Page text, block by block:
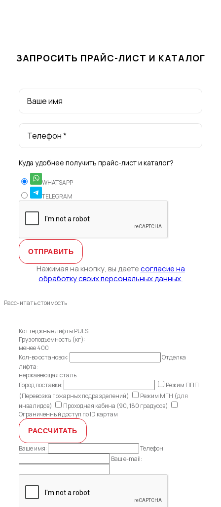
ЗАПРОСИТЬ ПРАЙС-ЛИСТ И КАТАЛОГ
Ваше имя
Телефон *
Куда удобнее получить прайс-лист и каталог?
WHATSAPP
TELEGRAM
Нажимая на кнопку, вы даетесогласие на
обработку своих персональных данных.
Рассчитать стоимость
Коттеджные лифты PULS
Грузоподъемность (кг):
менее 400
Кол-во остановок:
Отделка
лифта:
нержавеющая сталь
Город поставки:
Режим ППП
(Перевозка пожарных подразделений)
Режим МГН (для
инвалидов)
Проходная кабина (90, 180 градусов)
Ограниченный доступ по ID картам
Ваше имя:
Телефон:
Ваш e-mail: